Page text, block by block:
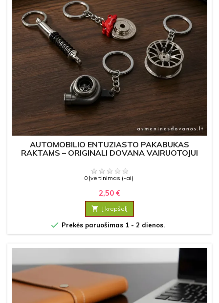
AUTOMOBILIO ENTUZIASTO PAKABUKAS
RAKTAMS – ORIGINALI DOVANA VAIRUOTOJUI
0 Įvertinimas (-ai)
2,50 €
 Į krepšelį
 Prekės paruošimas 1 - 2 dienos.